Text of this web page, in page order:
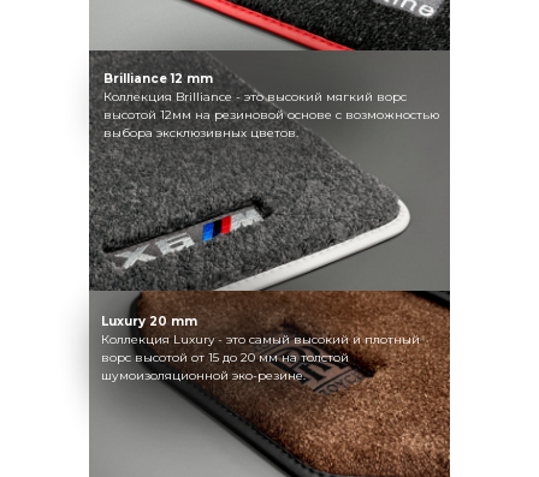
Luxury 20 mm
Коллекция Luxury - это самый высокий и плотный
ворс высотой от 15 до 20 мм на толстой
шумоизоляционной эко-резине.
Brilliance 12 mm
Коллекция Brilliance - это высокий мягкий ворс
высотой 12мм на резиновой основе с возможностью
выбора эксклюзивных цветов.